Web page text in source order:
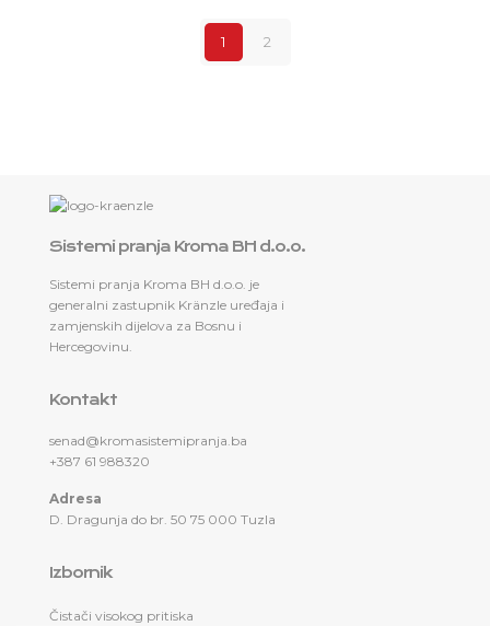
1 2
Sistemi pranja Kroma BH d.o.o.
Sistemi pranja Kroma BH d.o.o. je
generalni zastupnik Kränzle uređaja i
zamjenskih dijelova za Bosnu i
Hercegovinu.
Kontakt
senad@kromasistemipranja.ba
+387 61 988320
Adresa
D. Dragunja do br. 50 75 000 Tuzla
Izbornik
Čistači visokog pritiska